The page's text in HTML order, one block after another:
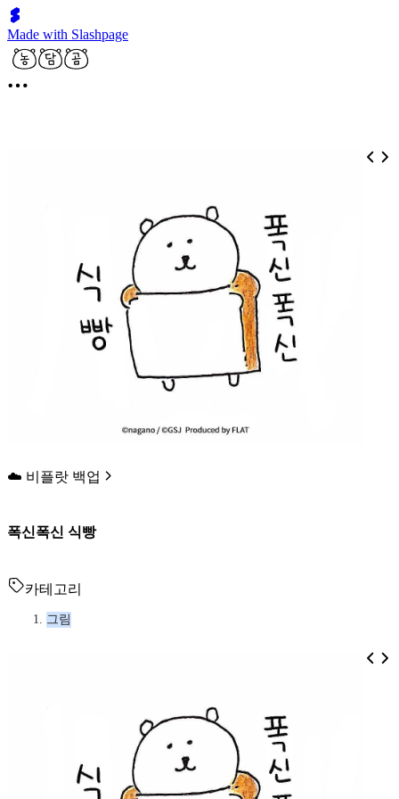
Made with Slashpage
☁️ 비플랏 백업
폭신폭신 식빵
카테고리
그림